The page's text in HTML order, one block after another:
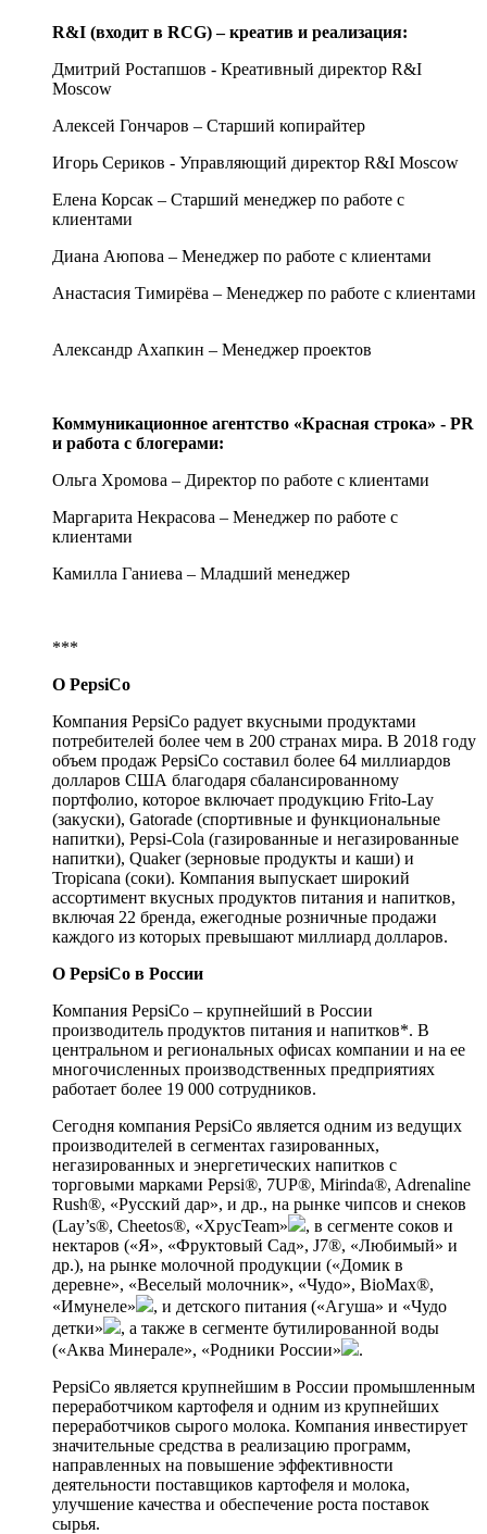
R&I (входит в RCG) – креатив и реализация:
Дмитрий Ростапшов - Креативный директор R&I
Moscow
Алексей Гончаров – Старший копирайтер
Игорь Сериков - Управляющий директор R&I Moscow
Елена Корсак – Старший менеджер по работе с
клиентами
Диана Аюпова – Менеджер по работе с клиентами
Анастасия Тимирёва – Менеджер по работе с клиентами
Александр Ахапкин – Менеджер проектов
Коммуникационное агентство «Красная строка» - PR
и работа с блогерами:
Ольга Хромова – Директор по работе с клиентами
Маргарита Некрасова – Менеджер по работе с
клиентами
Камилла Ганиева – Младший менеджер
***
О PepsiCo
Компания PepsiCo радует вкусными продуктами
потребителей более чем в 200 странах мира. В 2018 году
объем продаж PepsiCo составил более 64 миллиардов
долларов США благодаря сбалансированному
портфолио, которое включает продукцию Frito-Lay
(закуски), Gatorade (спортивные и функциональные
напитки), Pepsi-Cola (газированные и негазированные
напитки), Quaker (зерновые продукты и каши) и
Tropicana (соки). Компания выпускает широкий
ассортимент вкусных продуктов питания и напитков,
включая 22 бренда, ежегодные розничные продажи
каждого из которых превышают миллиард долларов.
О PepsiCo в России
Компания PepsiCo – крупнейший в России
производитель продуктов питания и напитков*. В
центральном и региональных офисах компании и на ее
многочисленных производственных предприятиях
работает более 19 000 сотрудников.
Сегодня компания PepsiCo является одним из ведущих
производителей в сегментах газированных,
негазированных и энергетических напитков с
торговыми марками Pepsi®, 7UP®, Mirinda®, Adrenaline
Rush®, «Русский дар», и др., на рынке чипсов и снеков
(Lay’s®, Cheetos®, «ХрусTeam»
, в сегменте соков и
нектаров («Я», «Фруктовый Сад», J7®, «Любимый» и
др.), на рынке молочной продукции («Домик в
деревне», «Веселый молочник», «Чудо», BioMax®,
«Имунеле»
, и детского питания («Агуша» и «Чудо
детки»
, а также в сегменте бутилированной воды
(«Аква Минерале», «Родники России»
.
PepsiCo является крупнейшим в России промышленным
переработчиком картофеля и одним из крупнейших
переработчиков сырого молока. Компания инвестирует
значительные средства в реализацию программ,
направленных на повышение эффективности
деятельности поставщиков картофеля и молока,
улучшение качества и обеспечение роста поставок
сырья.